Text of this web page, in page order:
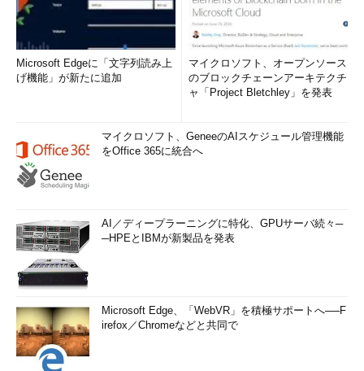
Microsoft Edgeに「文字列読み上
げ機能」が新たに追加
マイクロソフト、オープンソース
のブロックチェーンアーキテクチ
ャ「Project Bletchley」を発表
マイクロソフト、GeneeのAIスケジュール管理機能
をOffice 365に統合へ
AI／ディープラーニングに特化、GPUサーバ続々─
─HPEとIBMが新製品を発表
Microsoft Edge、「WebVR」を積極サポートへ──F
irefox／Chromeなどと共同で